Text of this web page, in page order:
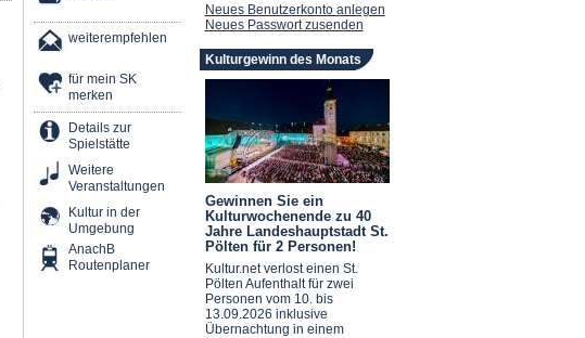
weiterempfehlen
für mein SK
merken
Details zur
Spielstätte
Weitere
Veranstaltungen
Kultur in der
Umgebung
AnachB
Routenplaner
Neues Benutzerkonto anlegen
Neues Passwort zusenden
Kulturgewinn des Monats
Gewinnen Sie ein
Kulturwochenende zu 40
Jahre Landeshauptstadt St.
Pölten für 2 Personen!
Kultur.net verlost einen St.
Pölten Aufenthalt für zwei
Personen vom 10. bis
13.09.2026 inklusive
Übernachtung in einem